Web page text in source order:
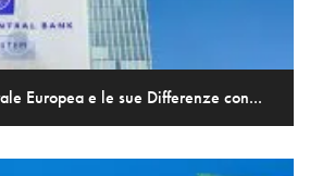
Europea e le sue Differenze con...